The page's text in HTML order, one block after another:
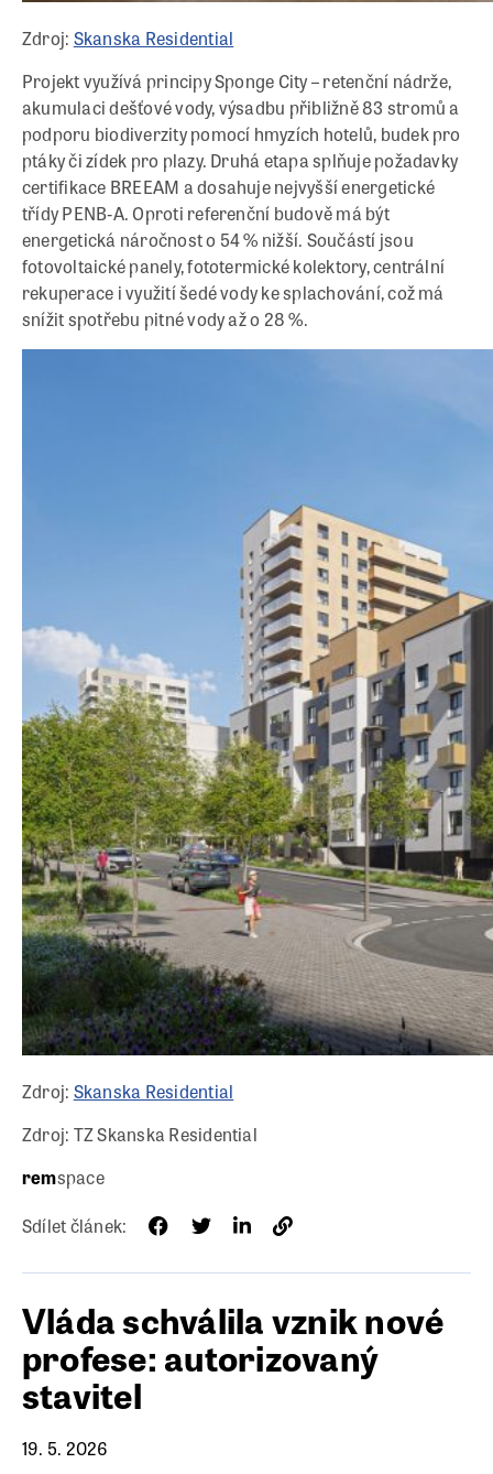
Zdroj: Skanska Residential
Projekt využívá principy Sponge City – retenční nádrže,
akumulaci dešťové vody, výsadbu přibližně 83 stromů a
podporu biodiverzity pomocí hmyzích hotelů, budek pro
ptáky či zídek pro plazy. Druhá etapa splňuje požadavky
certifikace BREEAM a dosahuje nejvyšší energetické
třídy PENB‑A. Oproti referenční budově má být
energetická náročnost o 54 % nižší. Součástí jsou
fotovoltaické panely, fototermické kolektory, centrální
rekuperace i využití šedé vody ke splachování, což má
snížit spotřebu pitné vody až o 28 %.
Zdroj: Skanska Residential
Zdroj: TZ Skanska Residential
remspace
Sdílet článek:
Vláda schválila vznik nové
profese: autorizovaný
stavitel
19. 5. 2026